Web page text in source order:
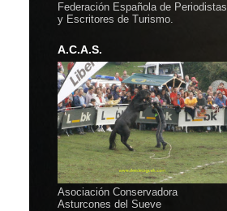
Federación Española de Periodistas
y Escritores de Turismo.
A.C.A.S.
Asociación Conservadora
Asturcones del Sueve